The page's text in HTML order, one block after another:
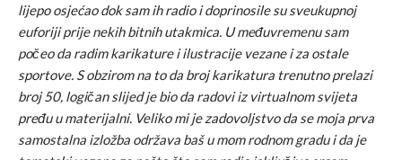
lijepo osjećao dok sam ih radio i doprinosile su sveukupnoj
euforiji prije nekih bitnih utakmica. U međuvremenu sam
počeo da radim karikature i ilustracije vezane i za ostale
sportove. S obzirom na to da broj karikatura trenutno prelazi
broj 50, logičan slijed je bio da radovi iz virtualnom svijeta
pređu u materijalni. Veliko mi je zadovoljstvo da se moja prva
samostalna izložba održava baš u mom rodnom gradu i da je